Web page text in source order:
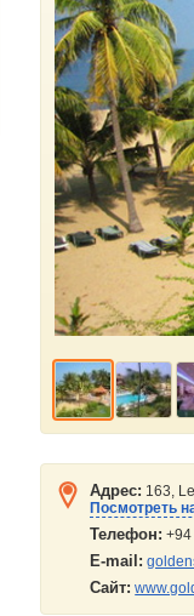
Адрес: 163,
Посмотреть
Телефон:
E-mail:
Сайт: